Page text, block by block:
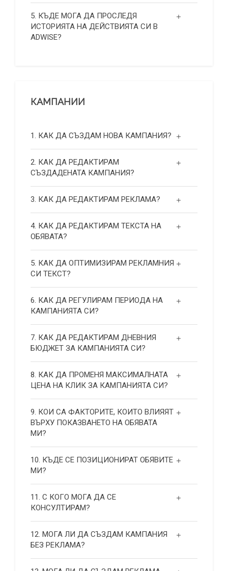
5. КЪДЕ МОГА ДА ПРОСЛЕДЯ
ИСТОРИЯТА НА ДЕЙСТВИЯТА СИ В
ADWISE?
КАМПАНИИ
1. КАК ДА СЪЗДАМ НОВА КАМПАНИЯ?
2. КАК ДА РЕДАКТИРАМ
СЪЗДАДЕНАТА КАМПАНИЯ?
3. КАК ДА РЕДАКТИРАМ РЕКЛАМА?
4. КАК ДА РЕДАКТИРАМ ТЕКСТА НА
ОБЯВАТА?
5. КАК ДА ОПТИМИЗИРАМ РЕКЛАМНИЯ
СИ ТЕКСТ?
6. КАК ДА РЕГУЛИРАМ ПЕРИОДА НА
КАМПАНИЯТА СИ?
7. КАК ДА РЕДАКТИРАМ ДНЕВНИЯ
БЮДЖЕТ ЗА КАМПАНИЯТА СИ?
8. КАК ДА ПРОМЕНЯ МАКСИМАЛНАТА
ЦЕНА НА КЛИК ЗА КАМПАНИЯТА СИ?
9. КОИ СА ФАКТОРИТЕ, КОИТО ВЛИЯЯТ
ВЪРХУ ПОКАЗВАНЕТО НА ОБЯВАТА
МИ?
10. КЪДЕ СЕ ПОЗИЦИОНИРАТ ОБЯВИТЕ
МИ?
11. С КОГО МОГА ДА СЕ
КОНСУЛТИРАМ?
12. МОГА ЛИ ДА СЪЗДАМ КАМПАНИЯ
БЕЗ РЕКЛАМА?